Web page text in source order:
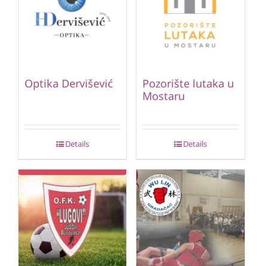
Optika Dervišević
Details
Pozorište lutaka u
Mostaru
Details